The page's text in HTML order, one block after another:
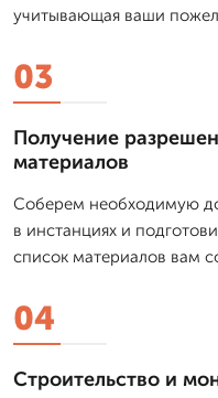
учитывающая ваши
03
Получение
материалов
Соберем необходимую
в инстанциях и
список материалов вам
04
Строительство и